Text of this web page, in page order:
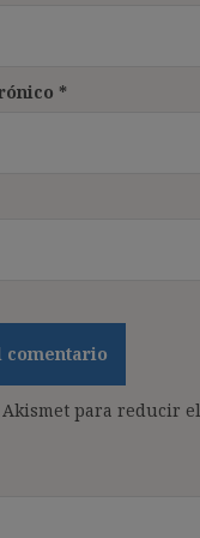
*
para reducir